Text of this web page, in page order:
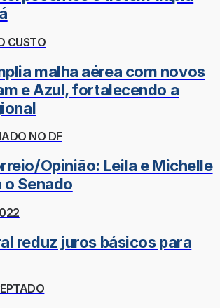
CUSTO
malha aérea com novos
e Azul, fortalecendo a
NO DF
Opinião: Leila e Michelle
Senado
reduz juros básicos para